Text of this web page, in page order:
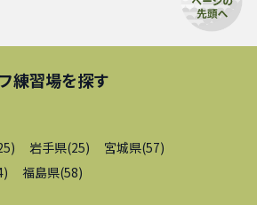
練習場を探す
) 岩手県(25) 宮城県(57)
) 福島県(58)